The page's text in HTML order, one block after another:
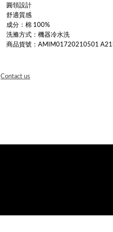
圓領設計
舒適質感
成分：棉 100%
洗滌方式：機器冷水洗
商品貨號：AMIM01720210501
Contact us